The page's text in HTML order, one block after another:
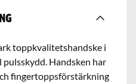
toppkvalitetshandske i
Handsken har
fingertoppsförstärkning